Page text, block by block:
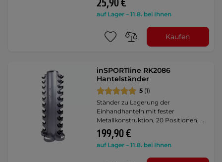
25,90 €
auf Lager – 11.8. bei Ihnen
Kaufen
inSPORTline RK2086
Hantelständer
5 (1)
Ständer zu Lagerung der
Einhandhanteln mit fester
Metallkonstruktion, 20 Positionen, …
199,90 €
auf Lager – 11.8. bei Ihnen